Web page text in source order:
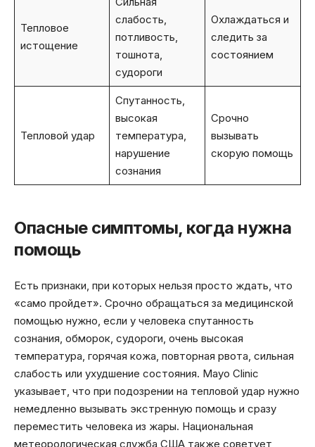
Тепловое
истощение
слабость,
потливость,
тошнота,
судороги
Охлаждаться и
следить за
состоянием
Тепловой удар
Спутанность,
высокая
температура,
нарушение
сознания
Срочно
вызывать
скорую помощь
Опасные симптомы, когда нужна
помощь
Есть признаки, при которых нельзя просто ждать, что
«само пройдет». Срочно обращаться за медицинской
помощью нужно, если у человека спутанность
сознания, обморок, судороги, очень высокая
температура, горячая кожа, повторная рвота, сильная
слабость или ухудшение состояния. Mayo Clinic
указывает, что при подозрении на тепловой удар нужно
немедленно вызывать экстренную помощь и сразу
переместить человека из жары. Национальная
метеорологическая служба США также советует